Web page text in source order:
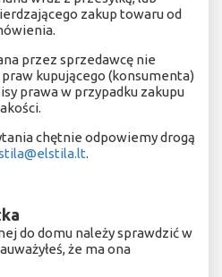
zakup towaru od
przez sprzedawcę nie
kupującego (konsumenta)
prawa w przypadku zakupu
chętnie odpowiemy drogą
.
do domu należy sprawdzić w
że ma ona